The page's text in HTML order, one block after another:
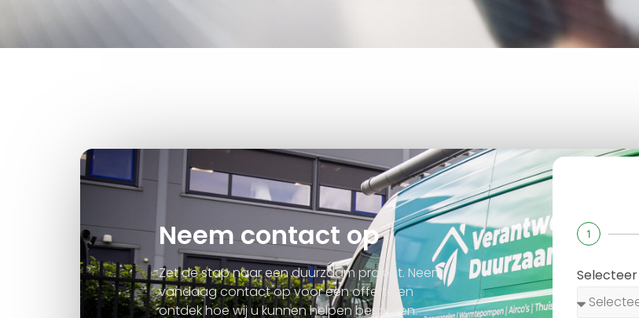
Neem contact op
Zet de stap naar een duurzaam project. Neem
vandaag contact op voor een offerte en
ontdek hoe wij u kunnen helpen besparen.
1